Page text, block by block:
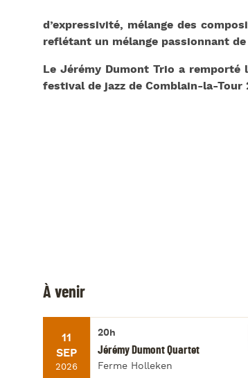
d’expressivité, mélange des
reflétant un mélange passionnant
Le Jérémy Dumont Trio a
festival de jazz de Comblain-la-Tour
À venir
11
SEP
2026
20h
Jérémy Dumont Quartet
Ferme Holleken